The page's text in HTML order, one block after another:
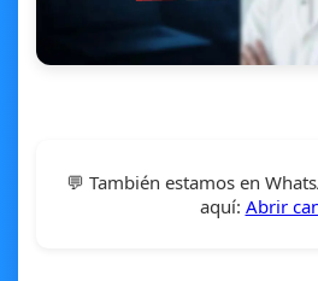
💬 También estamos en
aquí: Abrir